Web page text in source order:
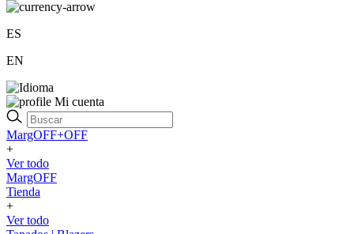
ES
EN
Mi cuenta
MargOFF+OFF
+
Ver todo
MargOFF
Tienda
+
Ver todo